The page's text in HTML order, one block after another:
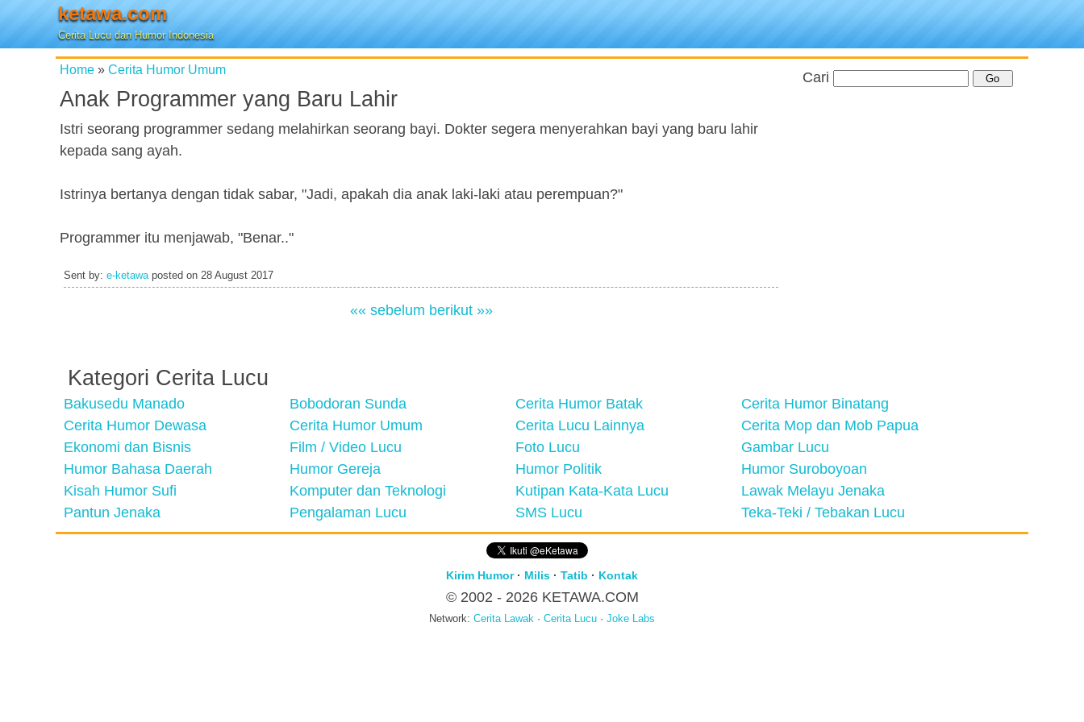
ketawa.com
Cerita Lucu dan Humor Indonesia
Home » Cerita Humor Umum
Anak Programmer yang Baru Lahir
Istri seorang programmer sedang melahirkan seorang bayi. Dokter segera menyerahkan bayi yang baru lahir
kepada sang ayah.
Istrinya bertanya dengan tidak sabar, "Jadi, apakah dia anak laki-laki atau perempuan?"
Programmer itu menjawab, "Benar.."
Sent by: e-ketawaposted on 28 August 2017
«« sebelum berikut »»
Cari
Kategori Cerita Lucu
Bakusedu Manado Bobodoran Sunda Cerita Humor Batak
Cerita Humor Binatang
Cerita Humor Dewasa
Cerita Humor Umum Cerita Lucu Lainnya
Cerita Mop dan Mob Papua
Ekonomi dan Bisnis
Film / Video Lucu Foto Lucu
Gambar Lucu
Humor Bahasa Daerah
Humor Gereja Humor Politik
Humor Suroboyoan
Kisah Humor Sufi
Komputer dan Teknologi Kutipan Kata-Kata Lucu
Lawak Melayu Jenaka
Pantun Jenaka
Pengalaman Lucu SMS Lucu Teka-Teki / Tebakan Lucu
Kirim Humor· Milis · Tatib · Kontak
© 2002 - 2026 KETAWA.COM
Network: Cerita Lawak · Cerita Lucu · Joke Labs